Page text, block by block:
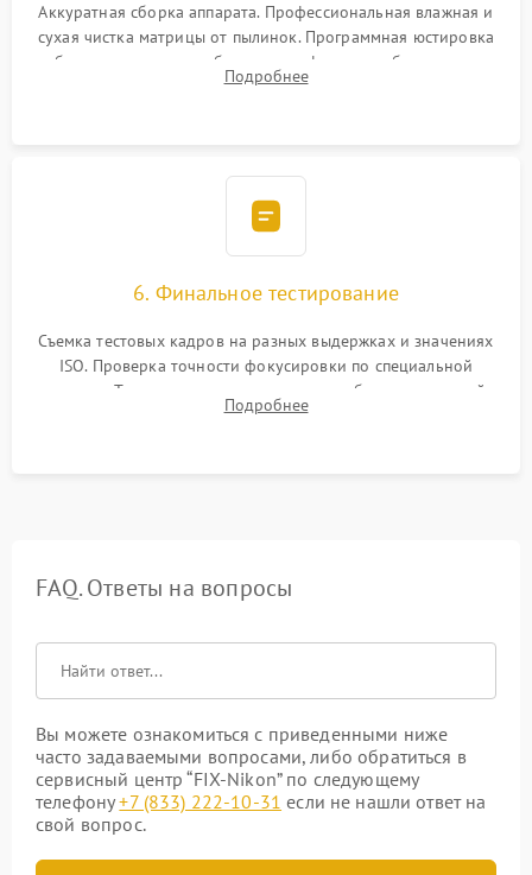
Аккуратная сборка аппарата. Профессиональная влажная и
сухая чистка матрицы от пылинок. Программная юстировка
рабочего отрезка, калибровка автофокуса, стабилизатора и
экспозамера с помощью сервисного ПО.
Подробнее
6. Финальное тестирование
Съемка тестовых кадров на разных выдержках и значениях
ISO. Проверка точности фокусировки по специальной
мишени. Тест записи на карту памяти, работы встроенной
вспышки, микрофона и всех кнопок управления.
Подробнее
FAQ. Ответы на вопросы
Вы можете ознакомиться с приведенными ниже
часто задаваемыми вопросами, либо обратиться в
сервисный центр “FIX-Nikon” по следующему
телефону+7 (833) 222-10-31 если не нашли ответ на
свой вопрос.